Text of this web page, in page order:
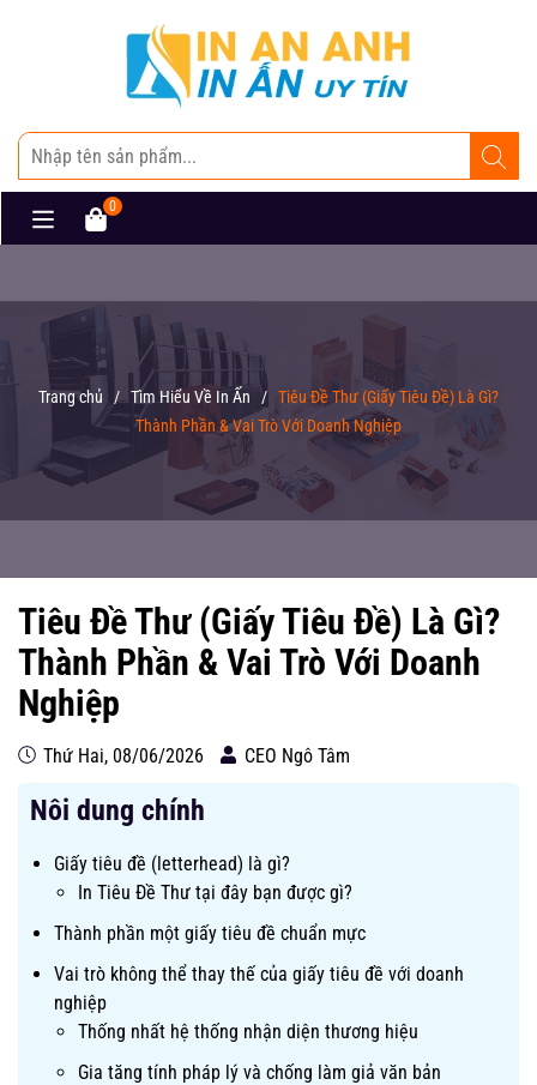
0
Trang chủ / Tìm Hiểu Về In Ấn / Tiêu Đề Thư (Giấy Tiêu Đề) Là Gì?
Thành Phần & Vai Trò Với Doanh Nghiệp
Tiêu Đề Thư (Giấy Tiêu Đề) Là Gì?
Thành Phần & Vai Trò Với Doanh
Nghiệp
Thứ Hai, 08/06/2026 CEO Ngô Tâm
Nôi dung chính
Giấy tiêu đề (letterhead) là gì?
In Tiêu Đề Thư tại đây bạn được gì?
Thành phần một giấy tiêu đề chuẩn mực
Vai trò không thể thay thế của giấy tiêu đề với doanh
nghiệp
Thống nhất hệ thống nhận diện thương hiệu
Gia tăng tính pháp lý và chống làm giả văn bản